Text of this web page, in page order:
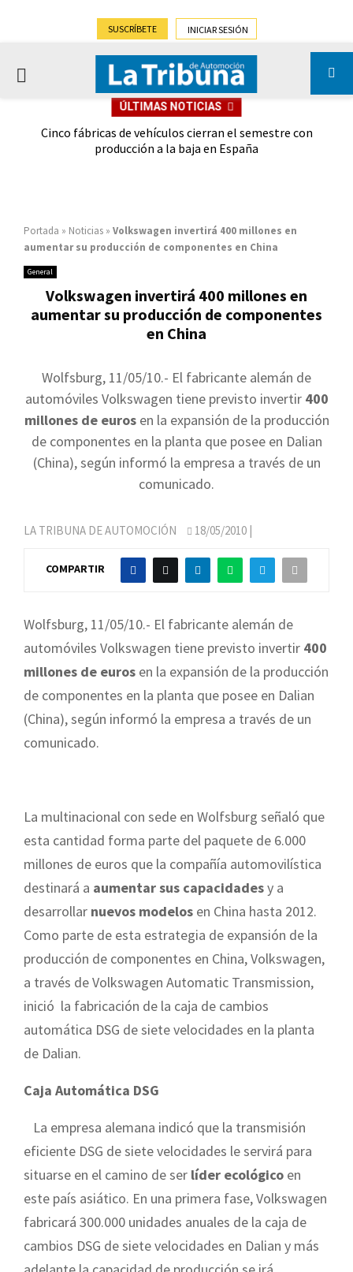
SUSCRÍBETE INICIAR SESIÓN
PRIMARY
ÚLTIMAS NOTICIAS
Cinco fábricas de vehículos cierran el semestre con
producción a la baja en España
Portada » Noticias » Volkswagen invertirá 400 millones en
aumentar su producción de componentes en China
General
Volkswagen invertirá 400 millones en
aumentar su producción de componentes
en China
Wolfsburg, 11/05/10.- El fabricante alemán de
automóviles Volkswagen tiene previsto invertir 400
millones de eurosen la expansión de la producción
de componentes en la planta que posee en Dalian
(China), según informó la empresa a través de un
comunicado.
LA TRIBUNA DE AUTOMOCIÓN 18/05/2010 |
COMPARTIR
Wolfsburg, 11/05/10.- El fabricante alemán de
automóviles Volkswagen tiene previsto invertir 400
millones de euros en la expansión de la producción
de componentes en la planta que posee en Dalian
(China), según informó la empresa a través de un
comunicado.
La multinacional con sede en Wolfsburg señaló que
esta cantidad forma parte del paquete de 6.000
millones de euros que la compañía automovilística
destinará a aumentar sus capacidadesy a
desarrollar nuevos modelos en China hasta 2012.
Como parte de esta estrategia de expansión de la
producción de componentes en China, Volkswagen,
a través de Volkswagen Automatic Transmission,
inició la fabricación de la caja de cambios
automática DSG de siete velocidades en la planta
de Dalian.
Caja Automática DSG
La empresa alemana indicó que la transmisión
eficiente DSG de siete velocidades le servirá para
situarse en el camino de ser líder ecológico en
este país asiático. En una primera fase, Volkswagen
fabricará 300.000 unidades anuales de la caja de
cambios DSG de siete velocidades en Dalian y más